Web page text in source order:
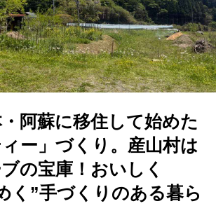
阿蘇に移住して始めた
ィー」づくり。産山村は
の宝庫！おいしく
く”手づくりのある暮ら